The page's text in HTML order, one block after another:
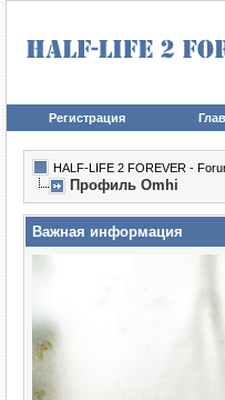
Регистрация
HALF-LIFE 2 FOREVER -
Профиль Omhi
Важная информация